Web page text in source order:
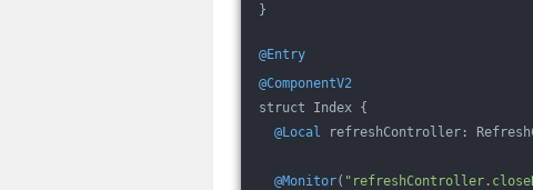
}
@Entry
@ComponentV2
struct Index {
@Local refreshController:
@Monitor(